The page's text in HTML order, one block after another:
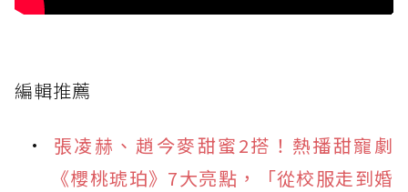
編輯推薦
張凌赫、趙今麥甜蜜2搭！熱播甜寵劇
《櫻桃琥珀》7大亮點，「從校服走到婚